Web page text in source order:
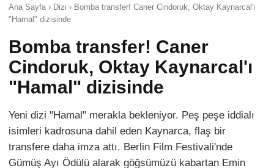
Ana Sayfa › Dizi › Bomba transfer! Caner Cindoruk, Oktay Kaynarcal'ı
"Hamal" dizisinde
Bomba transfer! Caner
Cindoruk, Oktay Kaynarcal'ı
"Hamal" dizisinde
Yeni dizi "Hamal" merakla bekleniyor. Peş peşe iddialı
isimleri kadrosuna dahil eden Kaynarca, flaş bir
transfere daha imza attı. Berlin Film Festivali'nde
Gümüş Ayı Ödülü alarak göğsümüzü kabartan Emin